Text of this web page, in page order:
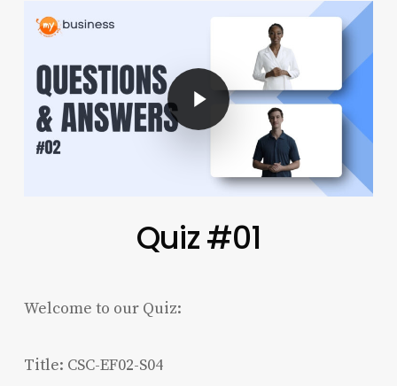
Play Video
Quiz #01
Welcome to our Quiz:
Title: CSC-EF02-S04